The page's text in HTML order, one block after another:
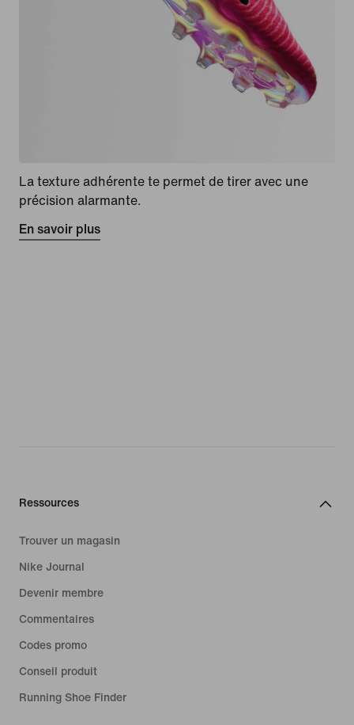
La texture adhérente te permet de tirer avec une
précision alarmante.
En savoir plus
Ressources
Trouver un magasin
Nike Journal
Devenir membre
Commentaires
Codes promo
Conseil produit
Running Shoe Finder